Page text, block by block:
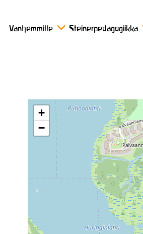
Vanhemmille Steinerpedagogiikka
+
−